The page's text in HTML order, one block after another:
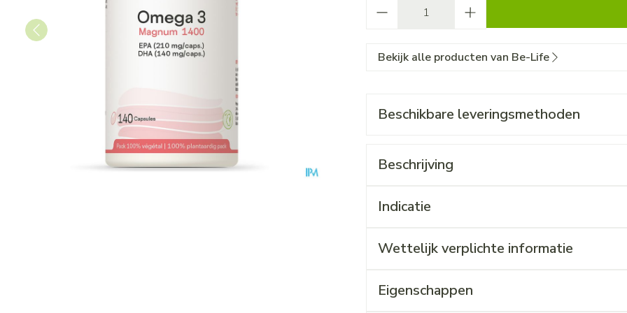
Bekijk alle producten van Be-Life
Beschikbare leveringsmethoden
Beschrijving
Indicatie
Wettelijk verplichte informatie
Eigenschappen